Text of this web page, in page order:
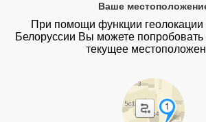
Ваше
При помощи функции геолокации
Белоруссии Вы можете попробовать
текущее